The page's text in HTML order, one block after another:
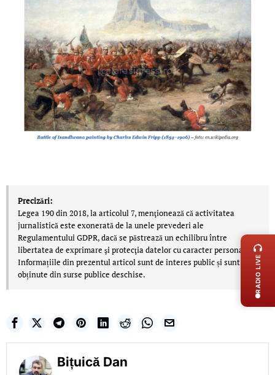
Precizări:
Legea 190 din 2018, la articolul 7, menţionează că activitatea
jurnalistică este exonerată de la unele prevederi ale
Regulamentului GDPR, dacă se păstrează un echilibru între
libertatea de exprimare şi protecţia datelor cu caracter personal.
Informațiile din prezentul articol sunt de interes public și sunt
obținute din surse publice deschise.
Bițuică Dan
RADIO LIVE